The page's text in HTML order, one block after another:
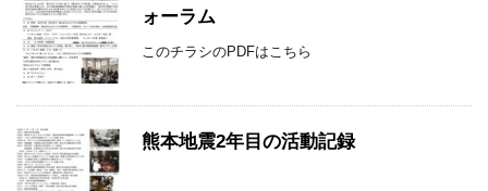
ォーラム
このチラシのPDFはこちら
熊本地震2年目の活動記録